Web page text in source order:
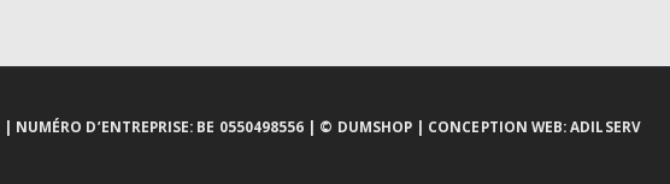
| NUMÉRO D’ENTREPRISE: BE 0550498556 | © DUMSHOP | CONCEPTION WEB: ADILSERV